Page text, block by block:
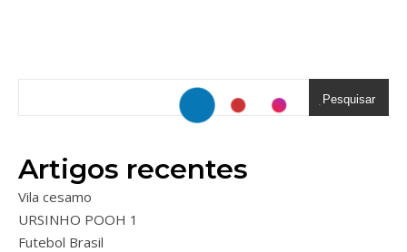
Pesquisar
Artigos recentes
Vila cesamo
URSINHO POOH 1
Futebol Brasil